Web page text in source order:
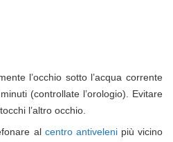
l’occhio sotto l’acqua corrente
(controllate l’orologio). Evitare
l’altro occhio.
al centro antivelenipiù vicino